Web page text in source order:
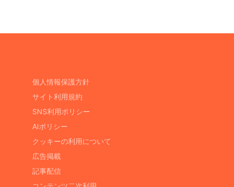
個人情報保護方針
サイト利用規約
SNS利用ポリシー
AIポリシー
クッキーの利用について
広告掲載
記事配信